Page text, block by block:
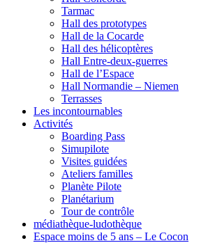
Tarmac
Hall des prototypes
Hall de la Cocarde
Hall des hélicoptères
Hall Entre-deux-guerres
Hall de l’Espace
Hall Normandie – Niemen
Terrasses
Les incontournables
Activités
Boarding Pass
Simupilote
Visites guidées
Ateliers familles
Planète Pilote
Planétarium
Tour de contrôle
médiathèque-ludothèque
Espace moins de 5 ans – Le Cocon